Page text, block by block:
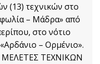
(13) τεχνικών στο
– Μάδρα» από
στο νότιο
– Ορμένιο».
ΜΕΛΕΤΕΣ ΤΕΧΝΙΚΩΝ